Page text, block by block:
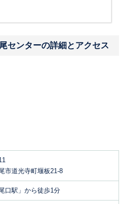
センターの詳細とアクセス
市道光寺町堰板21-8
口駅」から徒歩1分